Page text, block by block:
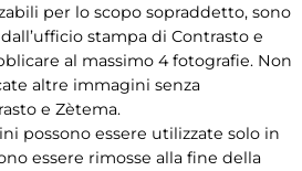
per lo scopo sopraddetto, sono
stampa di Contrasto e
al massimo 4 fotografie. Non
altre immagini senza
e Zètema.
possono essere utilizzate solo in
essere rimosse alla fine della